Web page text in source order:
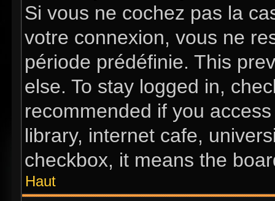
Si vous ne cochez pas la
votre connexion, vous ne
période prédéfinie. This
else. To stay logged in,
recommended if you
library, internet cafe,
checkbox, it means the
Haut